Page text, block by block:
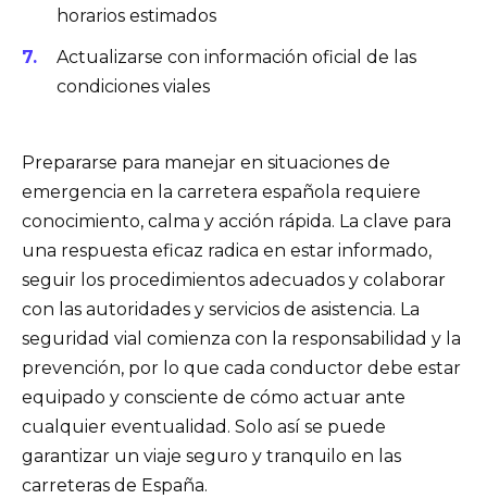
horarios estimados
Actualizarse con información oficial de las
condiciones viales
Prepararse para manejar en situaciones de
emergencia en la carretera española requiere
conocimiento, calma y acción rápida. La clave para
una respuesta eficaz radica en estar informado,
seguir los procedimientos adecuados y colaborar
con las autoridades y servicios de asistencia. La
seguridad vial comienza con la responsabilidad y la
prevención, por lo que cada conductor debe estar
equipado y consciente de cómo actuar ante
cualquier eventualidad. Solo así se puede
garantizar un viaje seguro y tranquilo en las
carreteras de España.